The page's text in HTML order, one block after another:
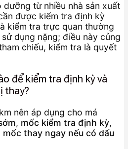
dưỡng từ nhiều nhà sản xuất
được kiểm tra định kỳ
kiểm tra trực quan thường
dụng nặng; điều này củng
chiếu, kiểm tra là quyết
để kiểm tra định kỳ và
thay?
nên áp dụng cho má
, mốc kiểm tra định kỳ,
mốc thay ngay nếu có dấu